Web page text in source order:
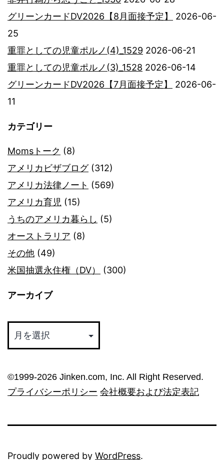
グリーンカードDV2026【8月面接予定】
2026-06-
25
重罪としての児童ポルノ(4)_1529 2026-06-21
重罪としての児童ポルノ(3)_1528 2026-06-14
グリーンカードDV2026【7月面接予定】
2026-06-
11
カテゴリー
Momsトーク (8)
アメリカビザブログ(312)
アメリカ法律ノート (569)
アメリカ育児 (15)
うちのアメリカ暮らし (5)
オーストラリア (8)
その他 (49)
米国抽選永住権（DV）
(300)
アーカイブ
カ
ブ
©︎1999-2026 Jinken.com, Inc. All Right Reserved.
プライバシーポリシー 会社概要および法定表記
Proudly powered by WordPress.